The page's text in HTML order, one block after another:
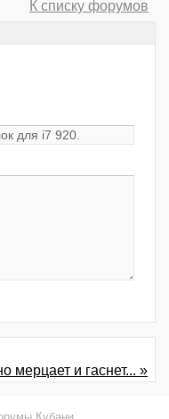
К списку форумов
мерцает и гаснет... »